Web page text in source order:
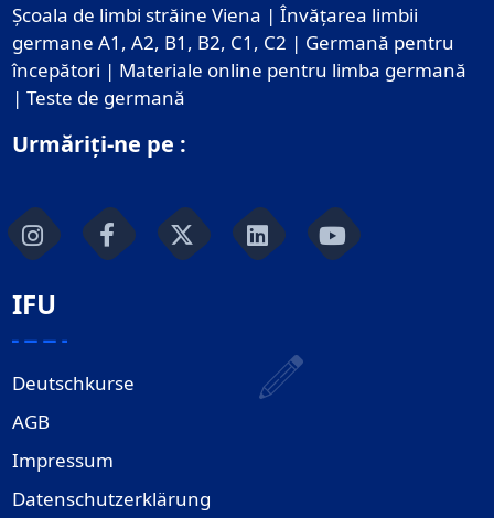
Școala de limbi străine Viena | Învățarea limbii
germane A1, A2, B1, B2, C1, C2 | Germană pentru
începători | Materiale online pentru limba germană
| Teste de germană
Urmăriți-ne pe :
IFU
Deutschkurse
AGB
Impressum
Datenschutzerklärung